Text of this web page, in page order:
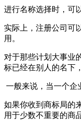
进行名称选择时，可
实际上，注册公司可
用。
对于那些计划大事业
标已经在别人的名下
一般来说，当一个
如果你收到商标局的
用于少数不重要的